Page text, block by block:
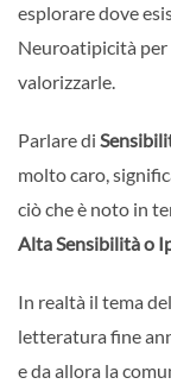
esplorare dove
Neuroatipicità per
valorizzarle.
Parlare di
molto caro,
ciò che è noto in
Alta Sensibilità o
In realtà il tema
letteratura fine
e da allora la